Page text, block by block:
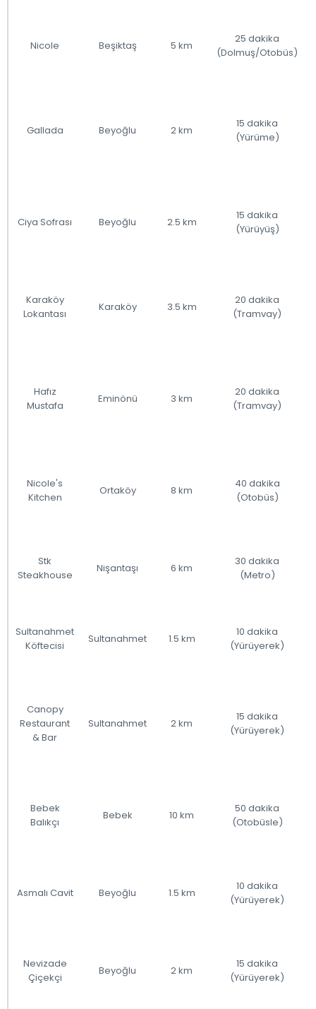
Nicole Beşiktaş 5 km
25 dakika
(Dolmuş/Otobüs)
Gallada Beyoğlu 2 km
15 dakika
(Yürüme)
Ciya Sofrası Beyoğlu 2.5 km
15 dakika
(Yürüyüş)
Karaköy
Lokantası
Karaköy 3.5 km
20 dakika
(Tramvay)
Hafız
Mustafa
Eminönü 3 km
20 dakika
(Tramvay)
Nicole's
Kitchen
Ortaköy 8 km
40 dakika
(Otobüs)
Stk
Steakhouse
Nişantaşı 6 km
30 dakika
(Metro)
Sultanahmet
Köftecisi
Sultanahmet 1.5 km
10 dakika
(Yürüyerek)
Canopy
Restaurant
& Bar
Sultanahmet 2 km
15 dakika
(Yürüyerek)
Bebek
Balıkçı
Bebek 10 km
50 dakika
(Otobüsle)
Asmalı Cavit Beyoğlu 1.5 km
10 dakika
(Yürüyerek)
Nevizade
Çiçekçi
Beyoğlu 2 km
15 dakika
(Yürüyerek)